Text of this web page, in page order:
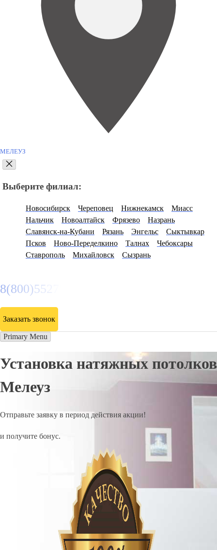
МЕЛЕУЗ
Выберите филиал:
Новосибирск Череповец Нижнекамск
Миасс
Нальчик
Новоалтайск Фрязево
Назрань
Славянск-на-Кубани
Рязань Энгельс
Сыктывкар
Псков
Ново-Переделкино Талнах
Чебоксары
Ставрополь
Михайловск Сызрань
8(800)5527584
Заказать звонок
Primary Menu
Установка натяжных потолков
Мелеуз
Отправьте заявку в период действия акции!
и получите бонус.